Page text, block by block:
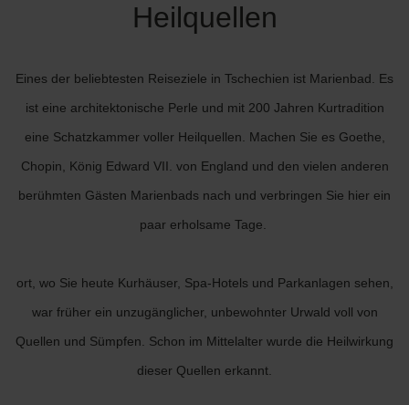
Heilquellen
Eines der beliebtesten Reiseziele in Tschechien ist Marienbad. Es
ist eine architektonische Perle und mit 200 Jahren Kurtradition
eine Schatzkammer voller Heilquellen. Machen Sie es Goethe,
Chopin, König Edward VII. von England und den vielen anderen
berühmten Gästen Marienbads nach und verbringen Sie hier ein
paar erholsame Tage.
ort, wo Sie heute Kurhäuser, Spa-Hotels und Parkanlagen sehen,
war früher ein unzugänglicher, unbewohnter Urwald voll von
Quellen und Sümpfen. Schon im Mittelalter wurde die Heilwirkung
dieser Quellen erkannt.